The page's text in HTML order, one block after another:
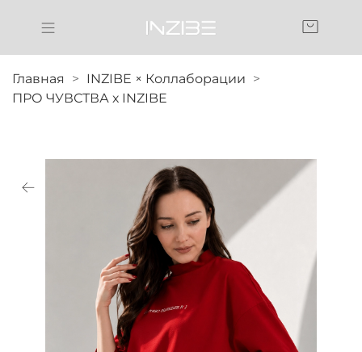
Главная
INZIBE × Коллаборации
ПРО ЧУВСТВА х INZIBE